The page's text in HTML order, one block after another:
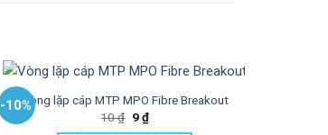
-10%Vòng lặp cáp MTP MPO Fibre Breakout
10₫ 9₫